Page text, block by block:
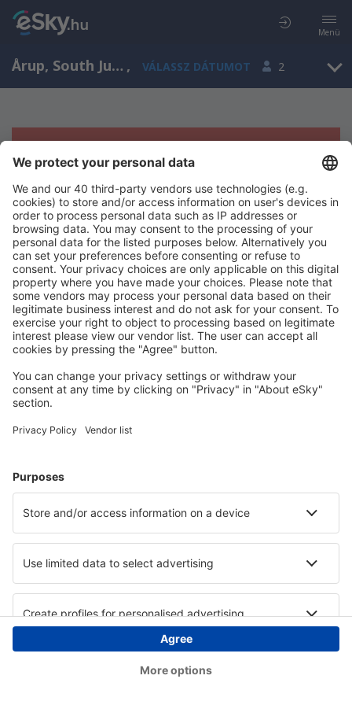
Menü
Årup, South Jutland, Dánia , VÁLASSZ DÁTUMOT 2
Sajnos semmilyen eredménnyel nem
szolgálhatunk.
Próbáld meg még egyszer más kritériumot kiválasztva
Copyright © eSky.hu Minden jog fenntartva.